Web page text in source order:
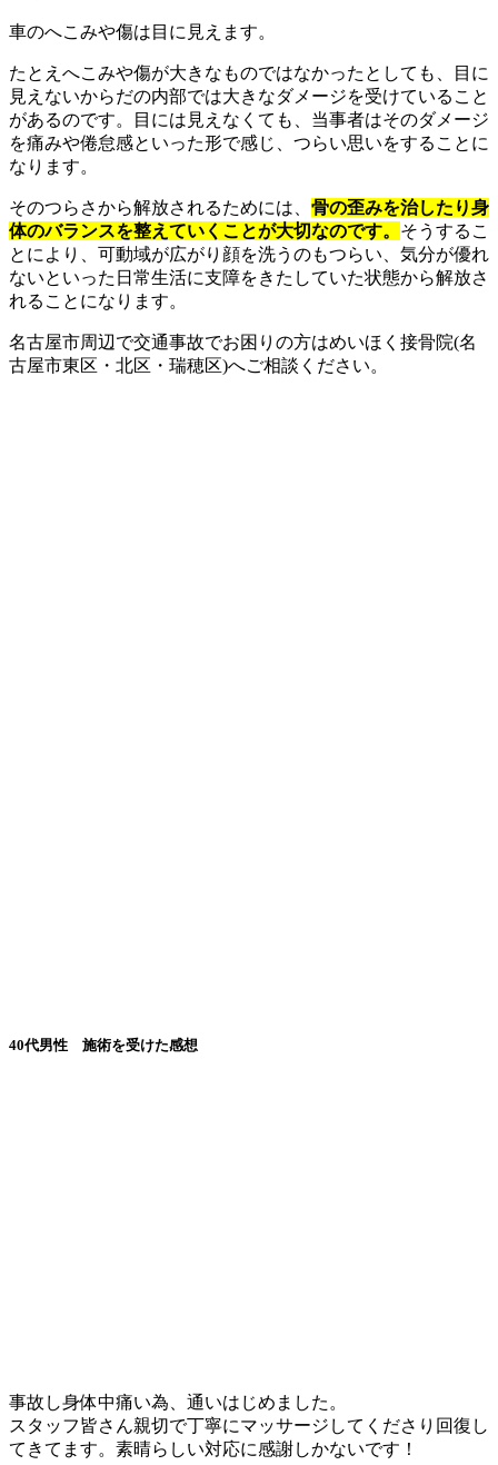
車のへこみや傷は目に見えます。
たとえへこみや傷が大きなものではなかったとしても、目に
見えないからだの内部では大きなダメージを受けていること
があるのです。目には見えなくても、当事者はそのダメージ
を痛みや倦怠感といった形で感じ、つらい思いをすることに
なります。
そのつらさから解放されるためには、 骨の歪みを治したり身
体のバランスを整えていくことが大切なのです。 そうするこ
とにより、可動域が広がり顔を洗うのもつらい、気分が優れ
ないといった日常生活に支障をきたしていた状態から解放さ
れることになります。
名古屋市周辺で交通事故でお困りの方はめいほく接骨院(名
古屋市東区・北区・瑞穂区)へご相談ください。
40代男性 施術を受けた感想
事故し身体中痛い為、通いはじめました。
スタッフ皆さん親切で丁寧にマッサージしてくださり回復し
てきてます。素晴らしい対応に感謝しかないです！